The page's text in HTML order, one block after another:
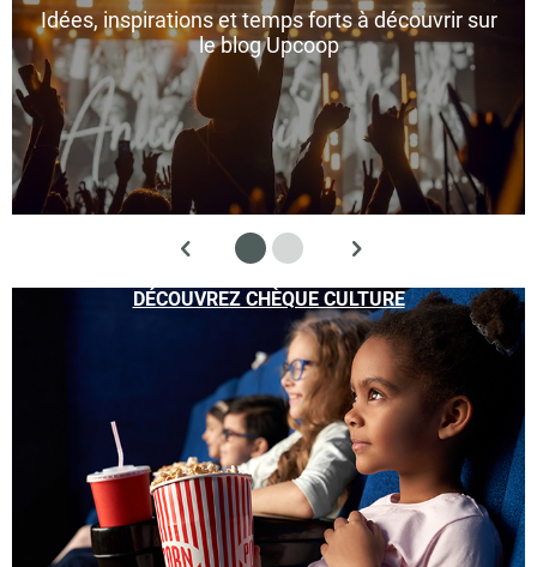
Idées, inspirations et temps forts à découvrir sur
le blog Upcoop
DÉCOUVREZ CHÈQUE CULTURE